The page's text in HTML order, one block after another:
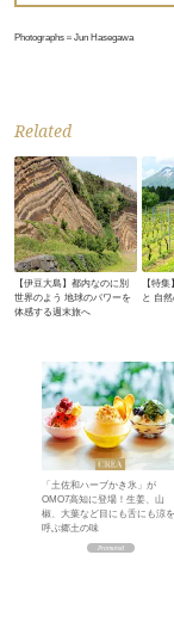
Photographs＝Jun Hasegawa
Related
【伊豆大島】都内なのに別
世界のよう 地球のパワーを
体感する週末旅へ
【特
と 自
「土佐和ハーブかき氷」が
OMO7高知に登場！生姜、山
椒、大葉など目にも舌にも涼を
呼ぶ郷土の味